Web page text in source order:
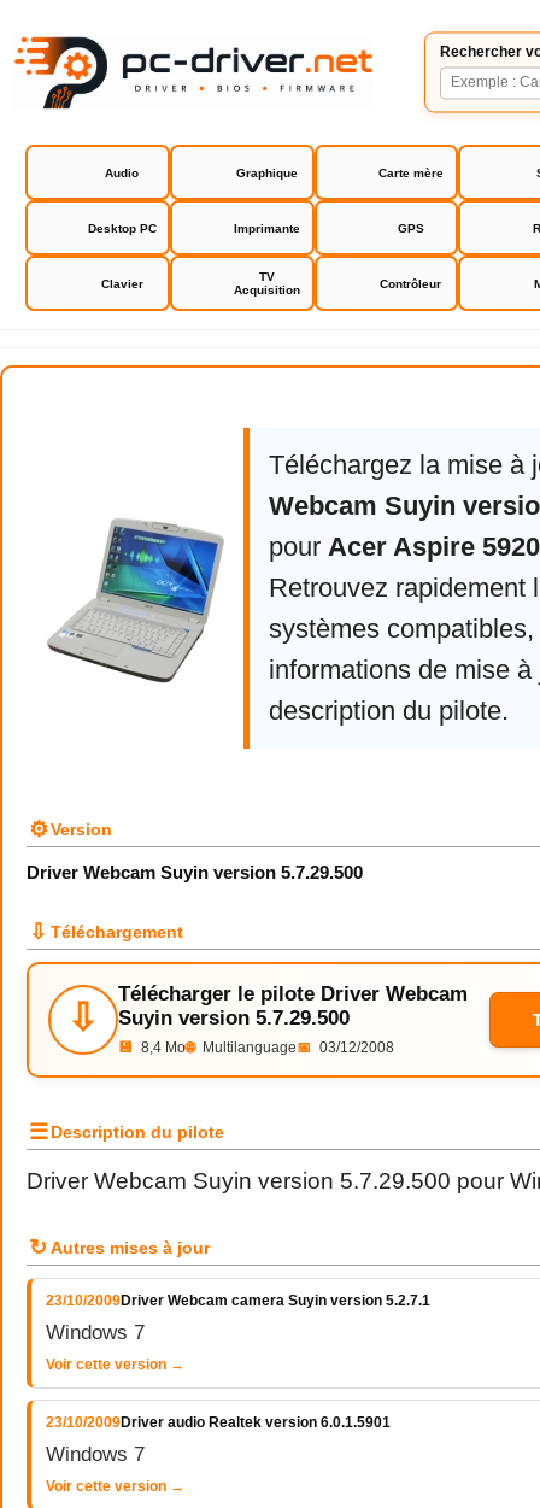
Rechercher
Audio Graphique Carte mère
Desktop PC Imprimante GPS
Clavier
TV
Acquisition
Contrôleur
Acer Aspire 5920 driver
Téléchargez la mise à
Webcam Suyin
pour Acer Aspire
Retrouvez rapidement
systèmes compatibles,
informations de mise à
description du pilote.
⚙Version
Driver Webcam Suyin version 5.7.29.500
⇩ Téléchargement
⇩
Télécharger le pilote Driver Webcam
Suyin version 5.7.29.500
💾 8,4 Mo🌐 Multilanguage📅 03/12/2008
☰Description du pilote
Driver Webcam Suyin version 5.7.29.500 pour
↻ Autres mises à jour
23/10/2009Driver Webcam camera Suyin version 5.2.7.1
Windows 7
Voir cette version →
23/10/2009Driver audio Realtek version 6.0.1.5901
Windows 7
Voir cette version →